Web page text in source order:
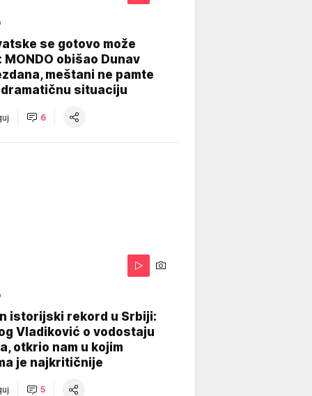
se gotovo može
MONDO obišao Dunav
meštani ne pamte
situaciju
6
istorijski rekord u Srbiji:
Vladiković o vodostaju
otkrio nam u kojim
je najkritičnije
5